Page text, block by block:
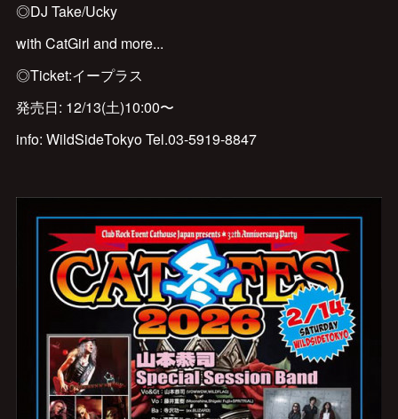
◎DJ Take/Ucky
with CatGirl and more...
◎Ticket:イープラス
発売日: 12/13(土)10:00〜
info: WildSideTokyo Tel.03-5919-8847